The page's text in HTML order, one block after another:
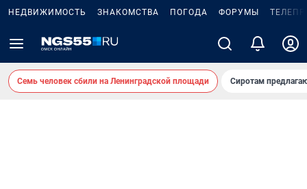
НЕДВИЖИМОСТЬ ЗНАКОМСТВА ПОГОДА ФОРУМЫ
Семь человек сбили на Ленинградской площади Сиротам